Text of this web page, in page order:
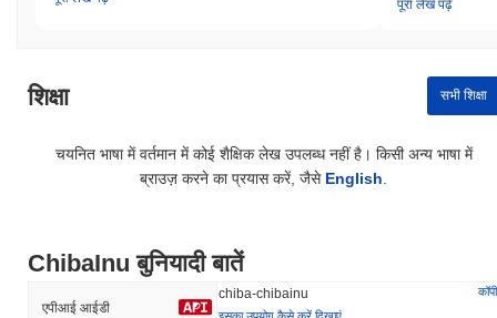
पूरा लेख पढ़ें
शिक्षा सभी शिक्षा
चयनित भाषा में वर्तमान में कोई शैक्षिक लेख उपलब्ध नहीं है। किसी अन्य भाषा में
ब्राउज़ करने का प्रयास करें, जैसे English
ChibaInu बुनियादी बातें
एपीआई आईडी
chiba-chibainu
कॉपी